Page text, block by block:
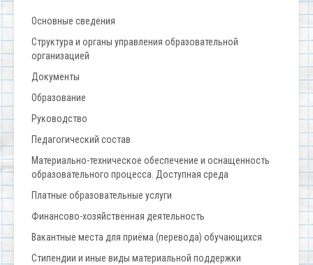
Основные сведения
Структура и органы управления образовательной
организацией
Документы
Образование
Руководство
Педагогический состав
Материально-техническое обеспечение и оснащенность
образовательного процесса. Доступная среда
Платные образовательные услуги
Финансово-хозяйственная деятельность
Вакантные места для приёма (перевода) обучающихся
Стипендии и иные виды материальной поддержки